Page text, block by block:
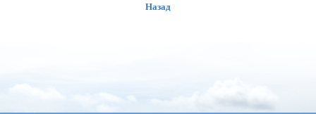
Назад